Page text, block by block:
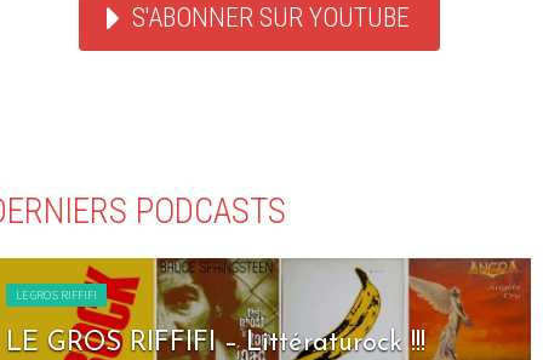
S'ABONNER SUR YOUTUBE
PODCASTS
LE GROS RIFFIFI
LE GROS RIFFIFI – Seven Days To Rock !!!